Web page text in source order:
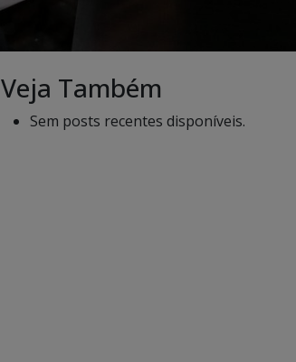
Veja Também
Sem posts recentes disponíveis.